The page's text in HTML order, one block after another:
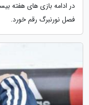
در ادامه بازی های
فصل نورنبرگ رقم خورد.